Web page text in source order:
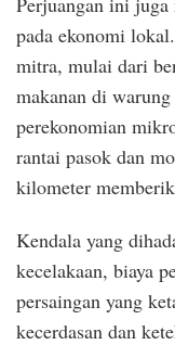
pada ekonomi
mitra, mulai dari
makanan di
perekonomian
rantai pasok dan
kilometer
Kendala yang
kecelakaan, biaya
persaingan yang
kecerdasan dan